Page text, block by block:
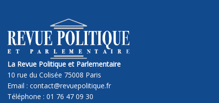
La Revue Politique et Parlementaire
10 rue du Colisée 75008 Paris
Email : contact@revuepolitique.fr
Téléphone : 01 76 47 09 30